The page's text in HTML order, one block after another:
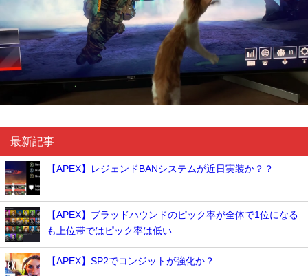
最新記事
【APEX】レジェンドBANシステムが近日実装か？？
【APEX】ブラッドハウンドのピック率が全体で1位になる
も上位帯ではピック率は低い
【APEX】SP2でコンジットが強化か？